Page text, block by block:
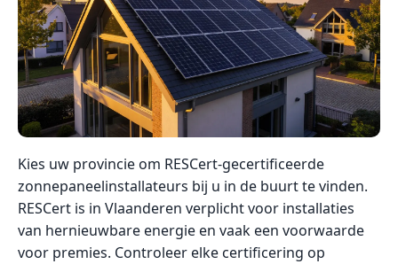
Kies uw provincie om RESCert-gecertificeerde
zonnepaneelinstallateurs bij u in de buurt te vinden.
RESCert is in Vlaanderen verplicht voor installaties
van hernieuwbare energie en vaak een voorwaarde
voor premies. Controleer elke certificering op